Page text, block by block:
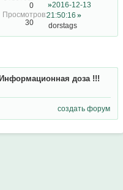
0
30
2016-12-13
21:50:16
dorstags
доза !!!
создать форум